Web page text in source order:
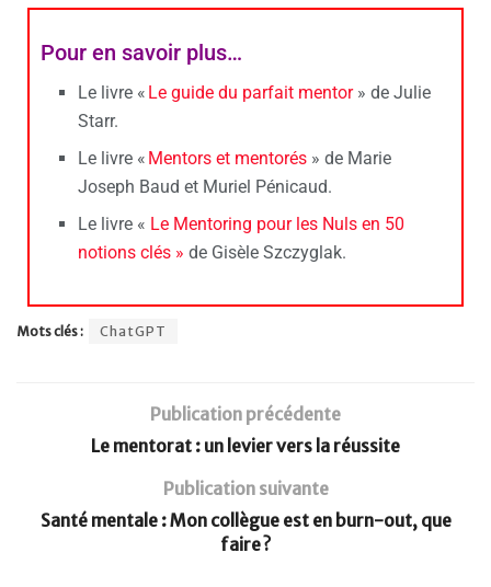
Pour en savoir plus…
Le livre « Le guide du parfait mentor» de Julie
Starr.
Le livre « Mentors et mentorés » de Marie
Joseph Baud et Muriel Pénicaud.
Le livre « Le Mentoring pour les Nuls en 50
notions clés » de Gisèle Szczyglak.
Mots clés : ChatGPT
Publication précédente
Le mentorat : un levier vers la réussite
Publication suivante
Santé mentale : Mon collègue est en burn-out, que
faire ?